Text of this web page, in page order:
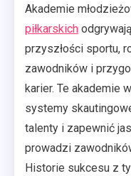
Akademie
piłkarskich
przyszłości sportu,
zawodników i
karier. Te akademie
systemy
talenty i zapewnić
prowadzi
Historie sukcesu z